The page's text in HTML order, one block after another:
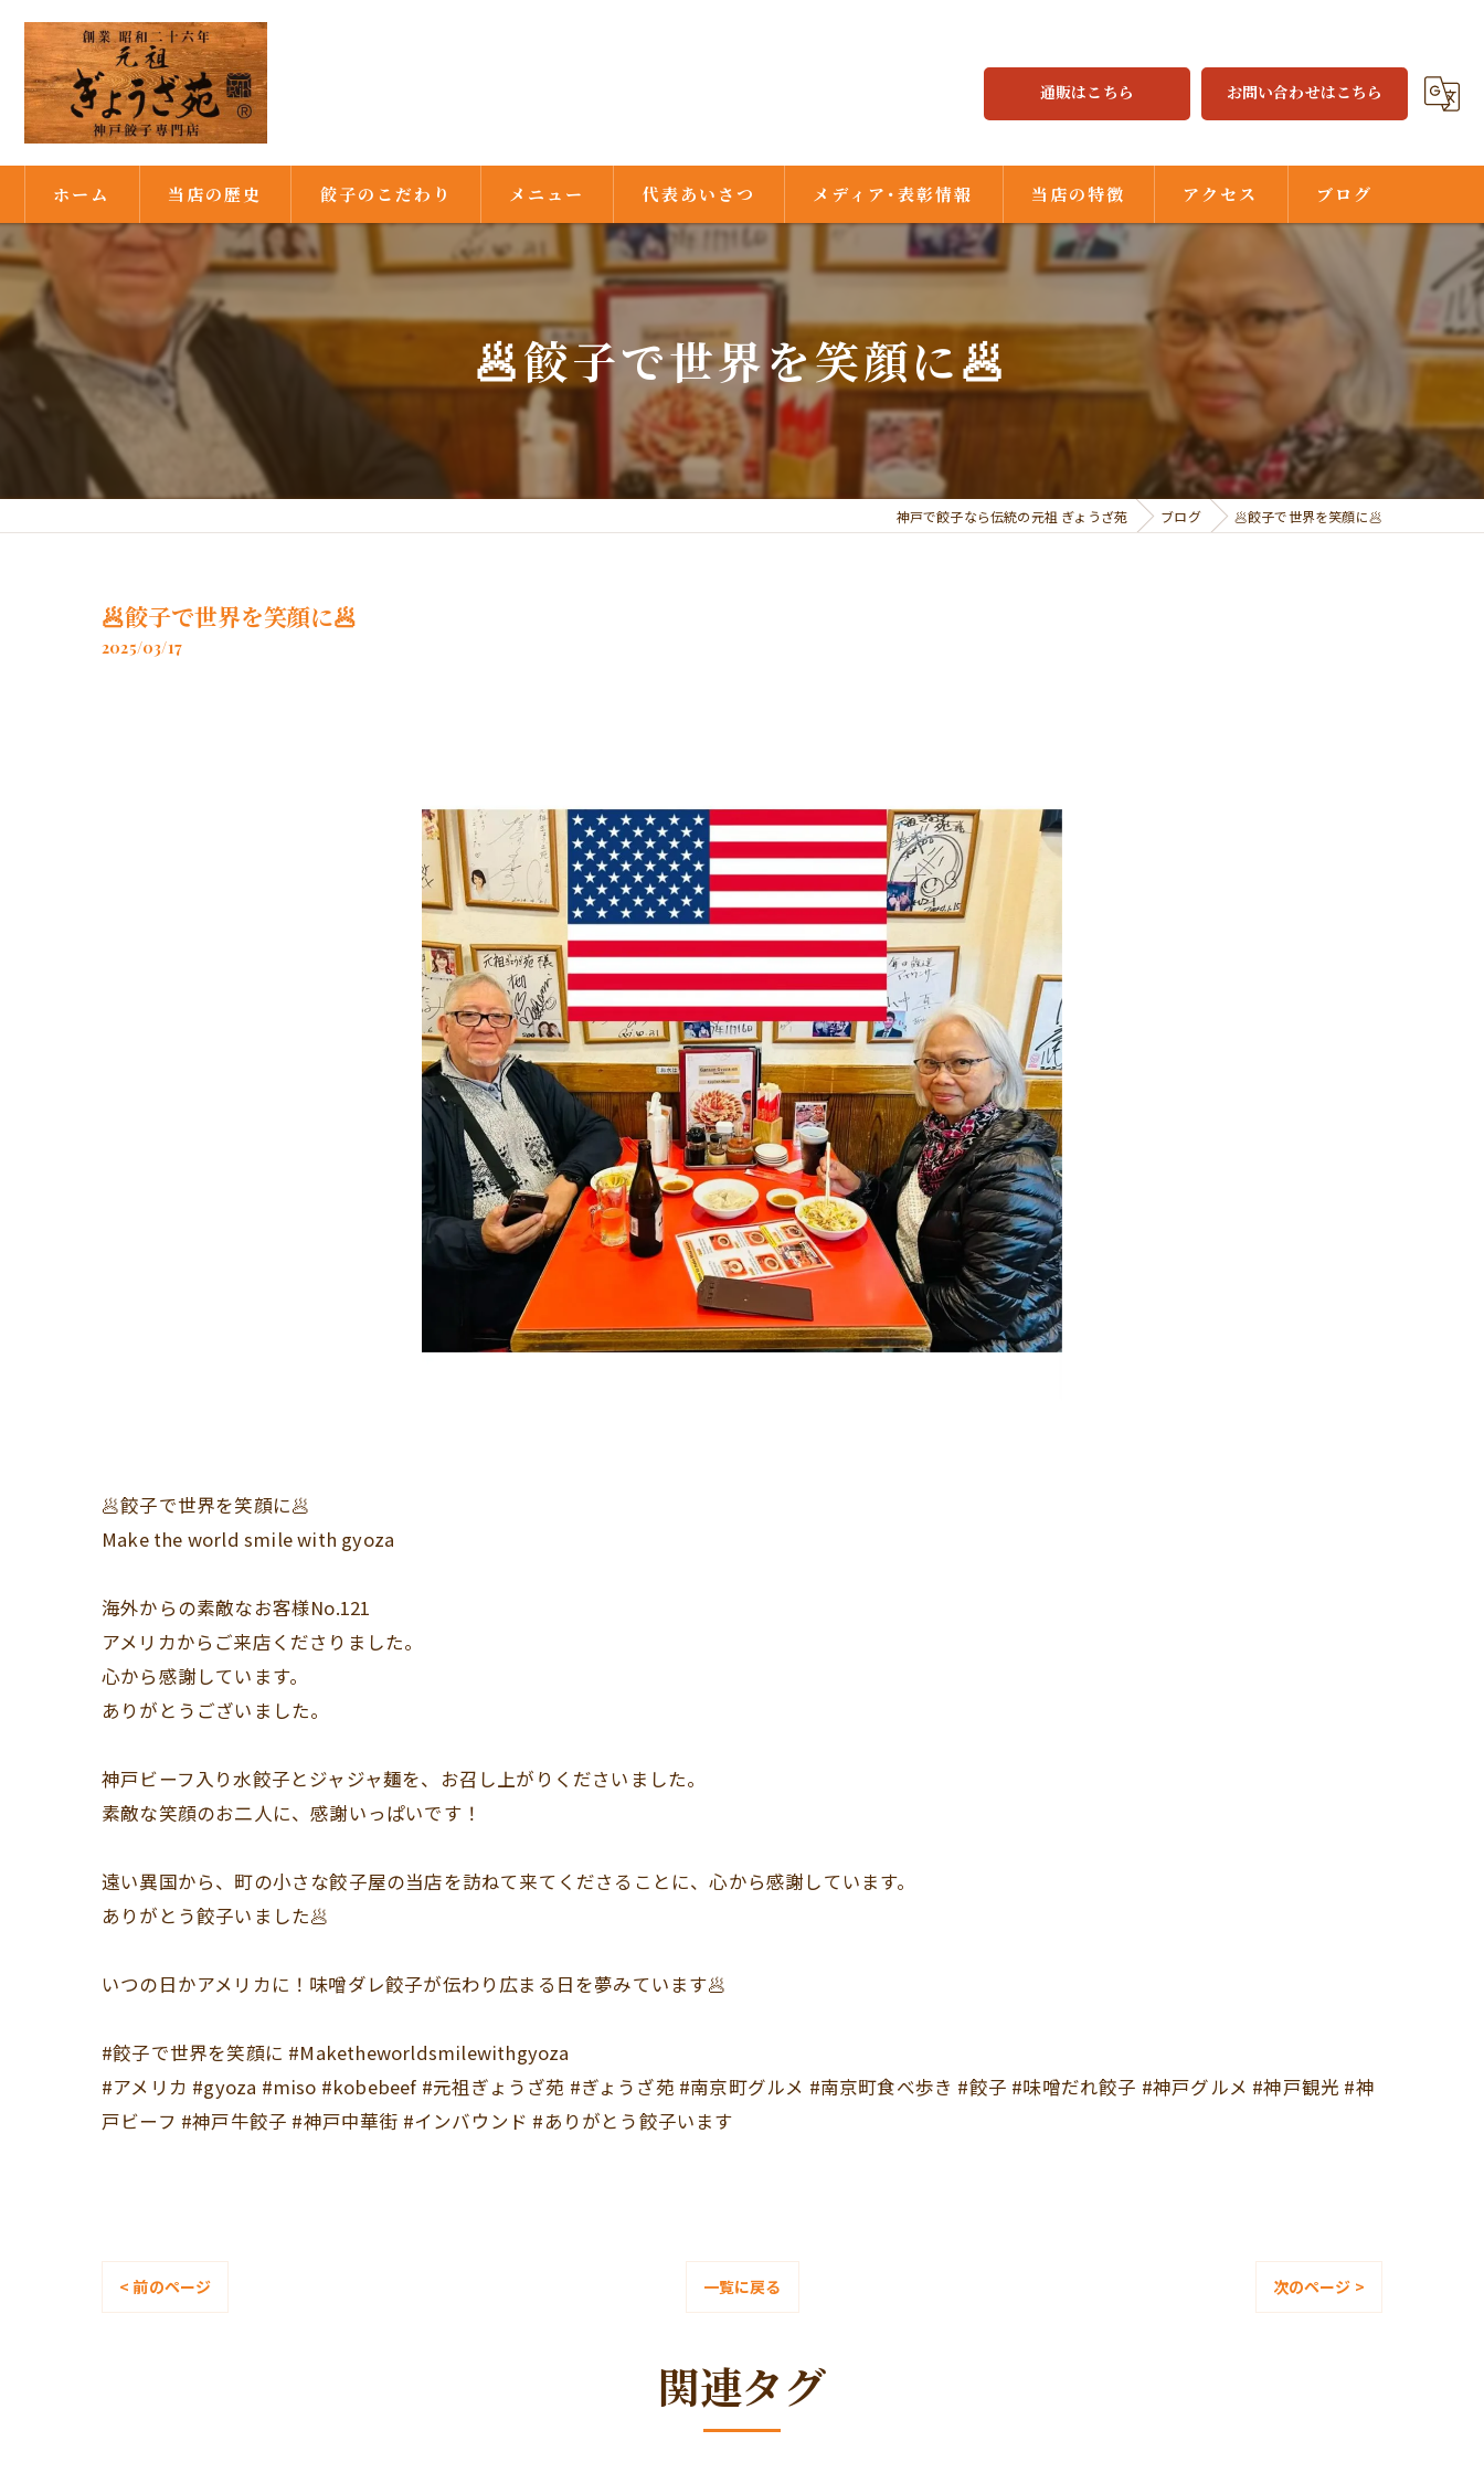
通販はこちら お問い合わせはこちら
ホーム 当店の歴史
満州由来の餃子
焼き餃子発祥の店
秘伝の味噌ダレ
満州式の皮作り
ピーナッツ油で焼き上げ
神戸牛使用の餡
餃子のこだわり メニュー 代表あいさつ メディア･表彰情報 当店の特徴
焼餃子
水餃子
アクセス ブログ
🥟餃子で世界を笑顔に🥟
神戸で餃子なら伝統の元祖 ぎょうざ苑 ブログ 🥟餃子で世界を笑顔に🥟
🥟餃子で世界を笑顔に🥟
2025/03/17
🥟餃子で世界を笑顔に🥟
Make the world smile with gyoza
海外からの素敵なお客様No.121
アメリカからご来店くださりました。
心から感謝しています。
ありがとうございました。
神戸ビーフ入り水餃子とジャジャ麺を、お召し上がりくださいました。
素敵な笑顔のお二人に、感謝いっぱいです！
遠い異国から、町の小さな餃子屋の当店を訪ねて来てくださることに、心から感謝しています。
ありがとう餃子いました🥟
いつの日かアメリカに！味噌ダレ餃子が伝わり広まる日を夢みています🥟
#餃子で世界を笑顔に #Maketheworldsmilewithgyoza
#アメリカ #gyoza #miso #kobebeef #元祖ぎょうざ苑 #ぎょうざ苑 #南京町グルメ #南京町食べ歩き #餃子 #味噌だれ餃子 #神戸グルメ #神戸観光 #神
戸ビーフ #神戸牛餃子 #神戸中華街 #インバウンド #ありがとう餃子います
< 前のページ 一覧に戻る 次のページ >
関連タグ